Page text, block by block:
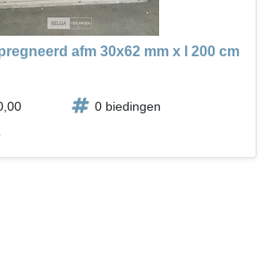
afm 30x62 mm x l 200 cm
0 biedingen